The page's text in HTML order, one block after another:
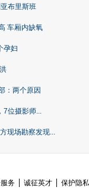
布里斯班
车厢内缺氧
孕妇
：两个原因
7位摄影师...
现场勘察发现...
务 诚征英才
保护隐